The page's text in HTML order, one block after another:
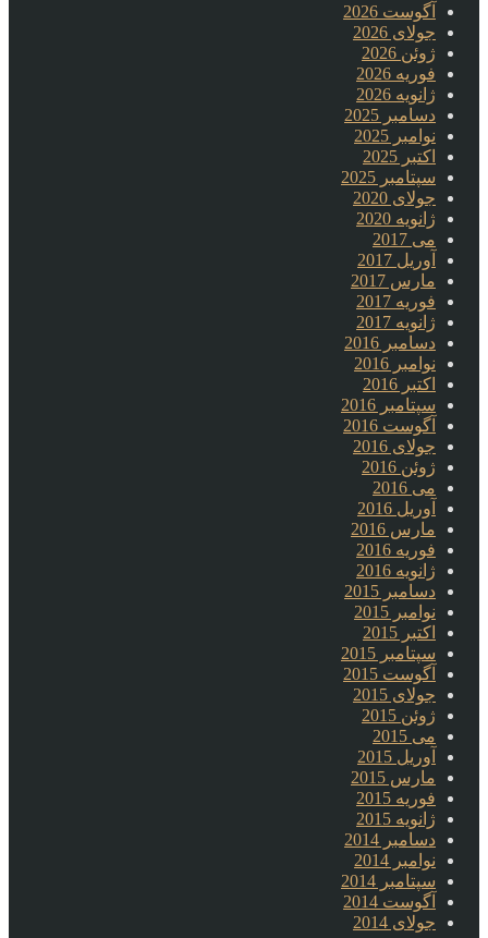
آگوست 2026
جولای 2026
ژوئن 2026
فوریه 2026
ژانویه 2026
دسامبر 2025
نوامبر 2025
اکتبر 2025
سپتامبر 2025
جولای 2020
ژانویه 2020
می 2017
آوریل 2017
مارس 2017
فوریه 2017
ژانویه 2017
دسامبر 2016
نوامبر 2016
اکتبر 2016
سپتامبر 2016
آگوست 2016
جولای 2016
ژوئن 2016
می 2016
آوریل 2016
مارس 2016
فوریه 2016
ژانویه 2016
دسامبر 2015
نوامبر 2015
اکتبر 2015
سپتامبر 2015
آگوست 2015
جولای 2015
ژوئن 2015
می 2015
آوریل 2015
مارس 2015
فوریه 2015
ژانویه 2015
دسامبر 2014
نوامبر 2014
سپتامبر 2014
آگوست 2014
جولای 2014